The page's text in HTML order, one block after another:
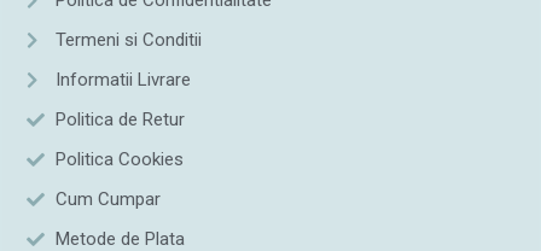
Termeni si Conditii
Informatii Livrare
Politica de Retur
Politica Cookies
Cum Cumpar
Metode de Plata